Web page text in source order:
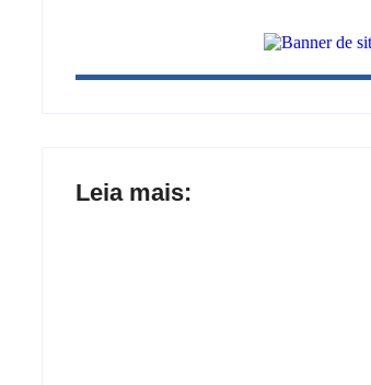
Leia mais: